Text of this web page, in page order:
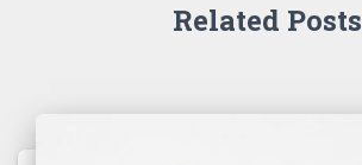
Related Posts